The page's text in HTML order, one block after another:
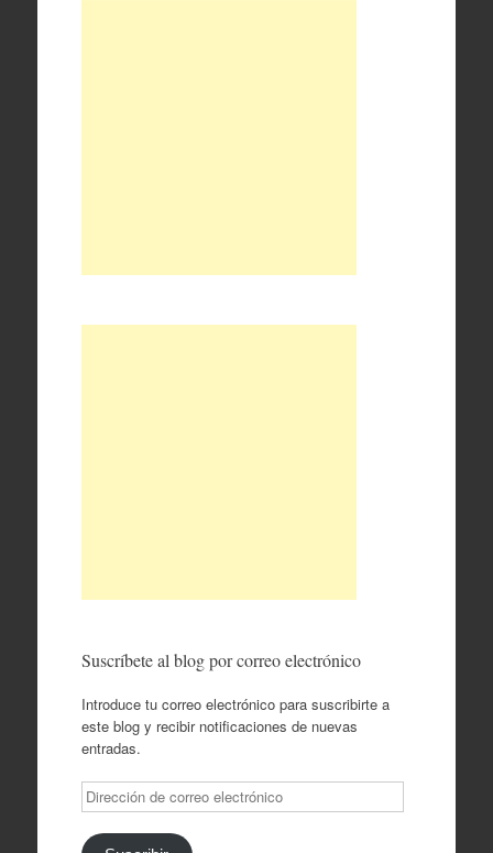
Suscríbete al blog por correo electrónico
Introduce tu correo electrónico para suscribirte a
este blog y recibir notificaciones de nuevas
entradas.
Dirección
de
correo